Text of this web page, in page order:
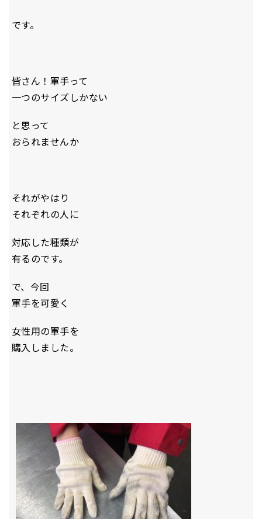
です。
皆さん！軍手って
一つのサイズしかない
と思って
おられませんか
それがやはり
それぞれの人に
対応した種類が
有るのです。
で、今回
軍手を可愛く
女性用の軍手を
購入しました。